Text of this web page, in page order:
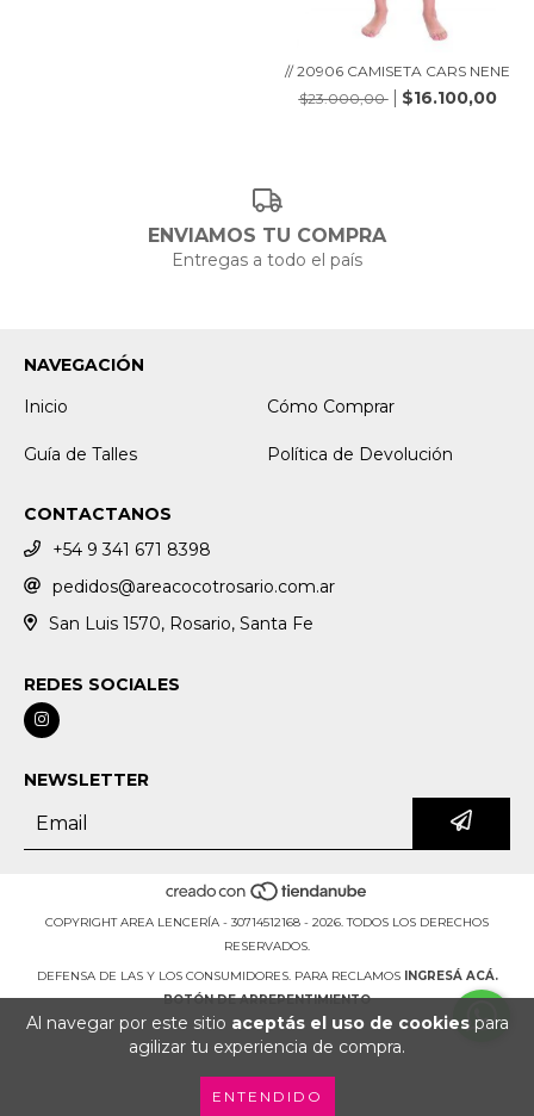
Al navegar por este sitio aceptás el uso de cookiespara
agilizar tu experiencia de compra.
ENTENDIDO
// 20906 CAMISETA CARS NENE
$23.000,00
$16.100,00
ENVIAMOS TU COMPRA
Entregas a todo el país
NAVEGACIÓN
Inicio
Cómo Comprar
Guía de Talles Política de Devolución
CONTACTANOS
+54 9 341 671 8398
pedidos@areacocotrosario.com.ar
San Luis 1570, Rosario, Santa Fe
REDES SOCIALES
NEWSLETTER
COPYRIGHT AREA LENCERÍA - 30714512168 - 2026. TODOS LOS DERECHOS
RESERVADOS.
DEFENSA DE LAS Y LOS CONSUMIDORES. PARA RECLAMOS
INGRESÁ ACÁ.
BOTÓN DE ARREPENTIMIENTO